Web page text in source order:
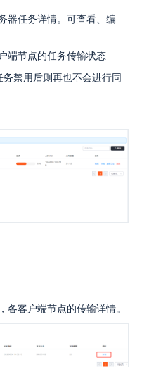
器任务详情。可查看、编
端节点的任务传输状态
禁用后则再也不会进行同
各客户端节点的传输详情。